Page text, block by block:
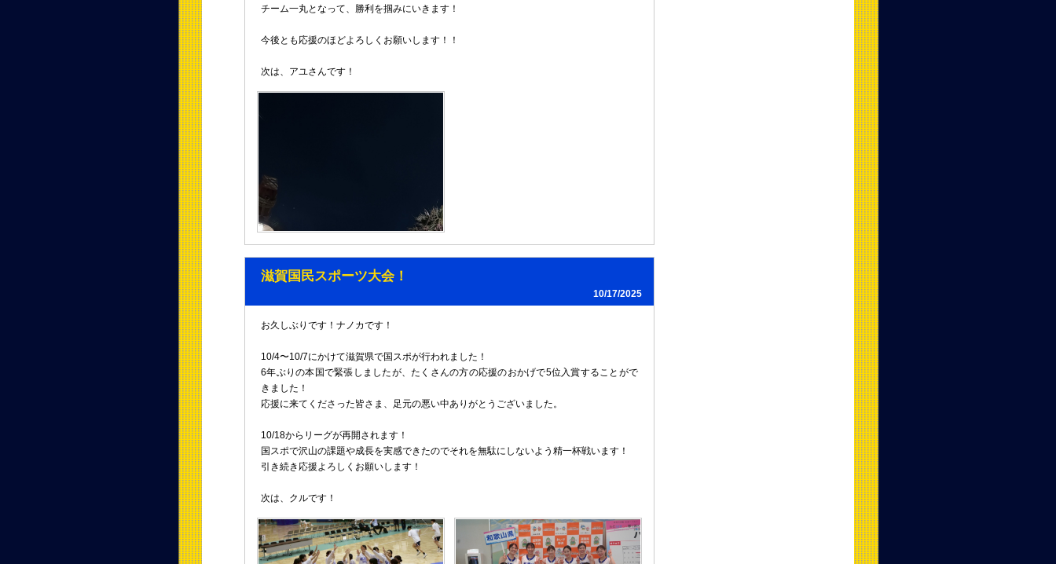
チーム一丸となって、勝利を掴みにいきます！
今後とも応援のほどよろしくお願いします！！
次は、アユさんです！
滋賀国民スポーツ大会！
10/17/2025
お久しぶりです！ナノカです！
10/4〜10/7にかけて滋賀県で国スポが行われました！
6年ぶりの本国で緊張しましたが、たくさんの方の応援のおかげで5位入賞することがで
きました！
応援に来てくださった皆さま、足元の悪い中ありがとうございました。
10/18からリーグが再開されます！
国スポで沢山の課題や成長を実感できたのでそれを無駄にしないよう精一杯戦います！
引き続き応援よろしくお願いします！
次は、クルです！